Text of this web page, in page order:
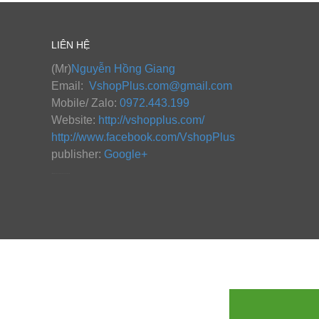
LIÊN HỆ
(Mr)Nguyễn Hồng Giang
Email: VshopPlus.com@gmail.com
Mobile/ Zalo: 0972.443.199
Website: http://vshopplus.com/
http://www.facebook.com/VshopPlus
publisher: Google+